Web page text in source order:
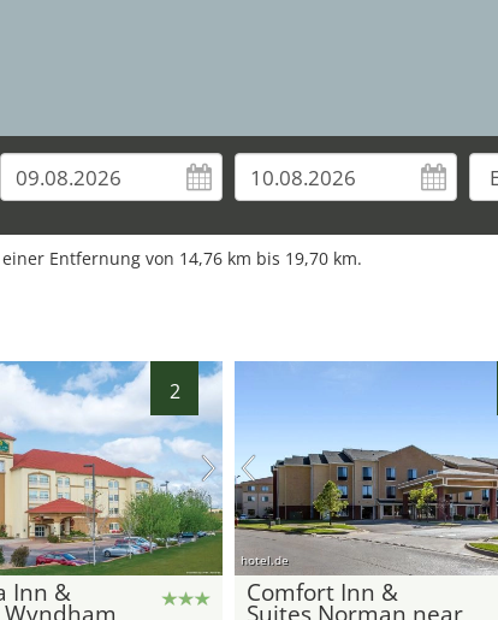
Entfernung von 14,76 km bis 19,70 km.
2
Inn &
hotel.de
Comfort Inn &
Suites Norman near